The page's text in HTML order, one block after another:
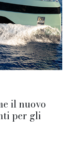
il nuovo
per gli